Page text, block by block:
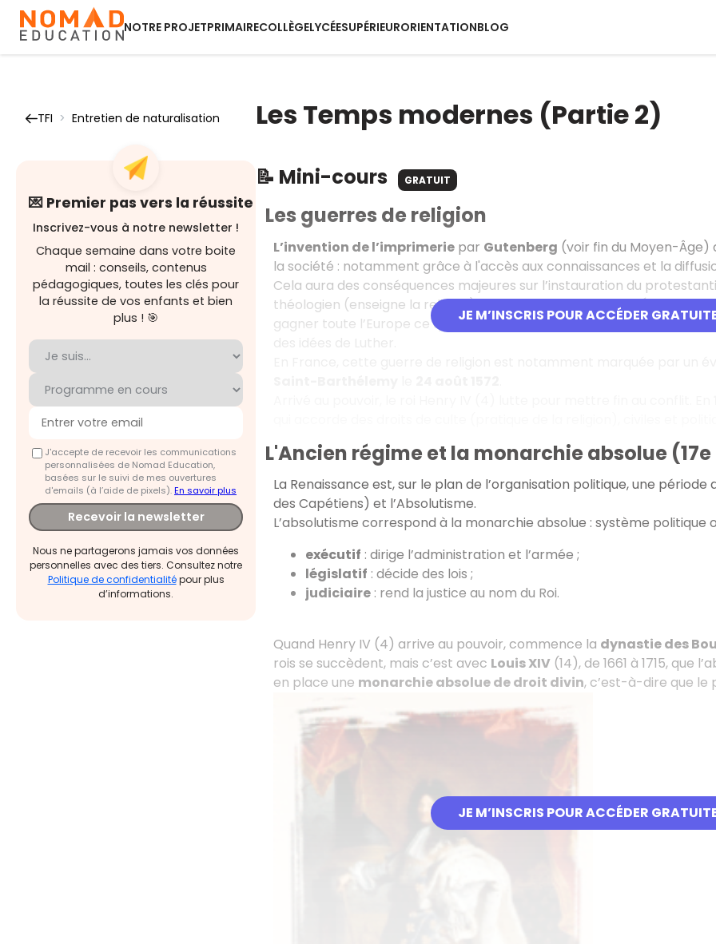
NOTRE PROJETPRIMAIRECOLLÈGELYCÉESUPÉRIEURORIENTATIONBLOG
TFI > Entretien de naturalisation
💌 Premier pas vers la réussite
Inscrivez-vous à notre newsletter !
Chaque semaine dans votre boite
mail : conseils, contenus
pédagogiques, toutes les clés pour
la réussite de vos enfants et bien
plus ! 🎯
J'accepte de recevoir les communications
personnalisées de Nomad Education,
basées sur le suivi de mes ouvertures
d'emails (à l’aide de pixels).En savoir plus
Recevoir la newsletter
Nous ne partagerons jamais vos données
personnelles avec des tiers. Consultez notre
Politique de confidentialitépour plus
d’informations.
Les Temps modernes (Partie 2)
📝 Mini-cours GRATUIT
JE M’INSCRIS POUR ACCÉDER
Les guerres de religion
L’invention de l’imprimeriepar Gutenberg (voir fin du Moyen-
la société : notamment grâce à l'accès aux connaissances et la
Cela aura des conséquences majeures sur l’instauration du
théologien (enseigne la religion), critique les pratiques de l’Église
gagner toute l’Europe ce qui va provoquer une scission (rupture)
JE M’INSCRIS POUR ACCÉDER
L'Ancien régime et la monarchie absolue (17e
La Renaissance est, sur le plan de l’organisation politique, une
des Capétiens) et l’Absolutisme.
L’absolutisme correspond à la monarchie absolue : système politique
exécutif : dirige l’administration et l’armée ;
législatif : décide des lois ;
judiciaire: rend la justice au nom du Roi.
Quand Henry IV (4) arrive au pouvoir, commence la dynastie des
rois se succèdent, mais c’est avec Louis XIV(14), de 1661 à 1715, que
en place une monarchie absolue de droit divin, c’est-à-dire que le